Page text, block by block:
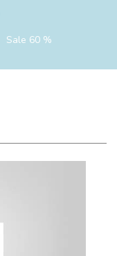
Sale 60 %